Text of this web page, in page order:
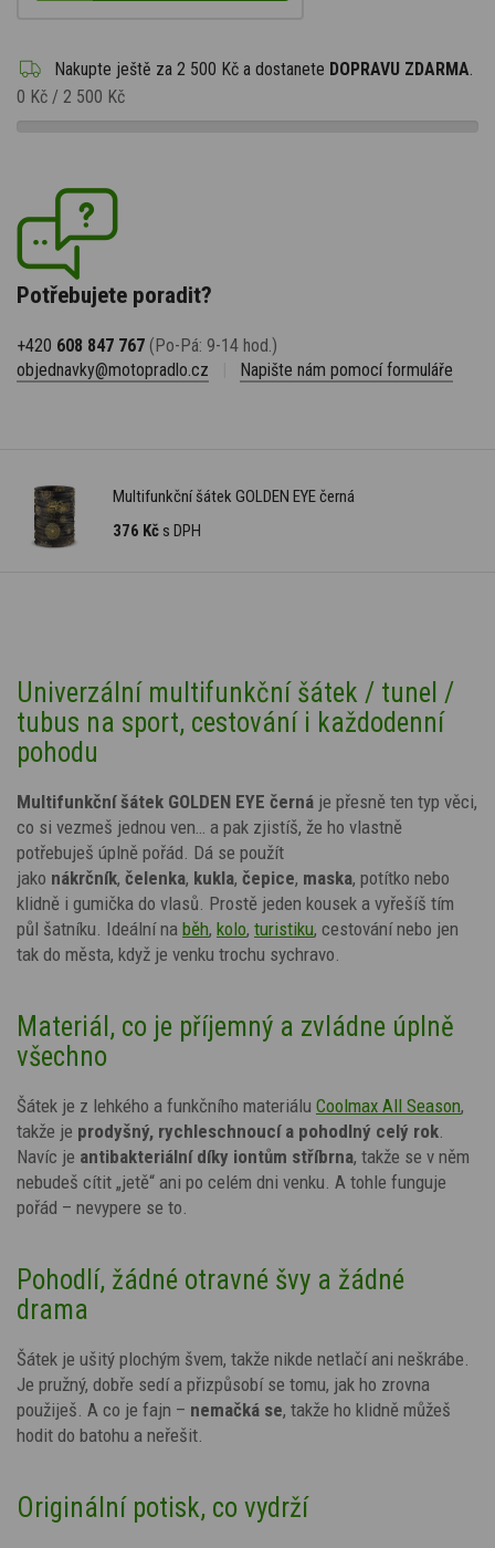
Nakupte ještě za 2 500 Kč a dostanete DOPRAVU ZDARMA
0 Kč / 2 500 Kč
Potřebujete poradit?
+420 608 847 767 (Po-Pá: 9-14 hod.)
objednavky@motopradlo.cz
Napište nám pomocí formuláře
Multifunkční šátek GOLDEN EYE černá
376 Kčs DPH
Univerzální multifunkční šátek / tunel /
tubus na sport, cestování i každodenní
pohodu
Multifunkční šátek GOLDEN EYE černá je přesně ten typ věci,
co si vezmeš jednou ven… a pak zjistíš, že ho vlastně
potřebuješ úplně pořád. Dá se použít
jako nákrčník, čelenka, kukla, čepice, maska, potítko nebo
klidně i gumička do vlasů. Prostě jeden kousek a vyřešíš tím
půl šatníku. Ideální na běh, kolo, turistiku, cestování nebo jen
tak do města, když je venku trochu sychravo.
Materiál, co je příjemný a zvládne úplně
všechno
Šátek je z lehkého a funkčního materiálu Coolmax All Season,
takže je prodyšný, rychleschnoucí a pohodlný celý rok
Navíc je antibakteriální díky iontům stříbrna, takže se v něm
nebudeš cítit „jetě“ ani po celém dni venku. A tohle funguje
pořád – nevypere se to.
Pohodlí, žádné otravné švy a žádné
drama
Šátek je ušitý plochým švem, takže nikde netlačí ani neškrábe.
Je pružný, dobře sedí a přizpůsobí se tomu, jak ho zrovna
použiješ. A co je fajn – nemačká se, takže ho klidně můžeš
hodit do batohu a neřešit.
Originální potisk, co vydrží